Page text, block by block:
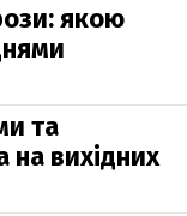
якою
та
вихідних